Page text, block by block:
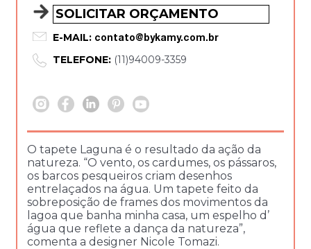
SOLICITAR ORÇAMENTO
E-MAIL: contato@bykamy.com.br
TELEFONE:(11)94009-3359
O tapete Laguna é o resultado da ação da
natureza. “O vento, os cardumes, os pássaros,
os barcos pesqueiros criam desenhos
entrelaçados na água. Um tapete feito da
sobreposição de frames dos movimentos da
lagoa que banha minha casa, um espelho d’
água que reflete a dança da natureza”,
comenta a designer Nicole Tomazi.